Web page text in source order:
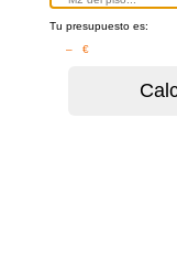
Tu presupuesto es:
– €